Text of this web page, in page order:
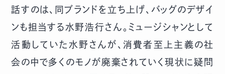
話すのは、同ブランドを立ち上げ、バッグのデザイ
ンも担当する水野浩行さん。ミュージシャンとして
活動していた水野さんが、消費者至上主義の社
会の中で多くのモノが廃棄されていく現状に疑問